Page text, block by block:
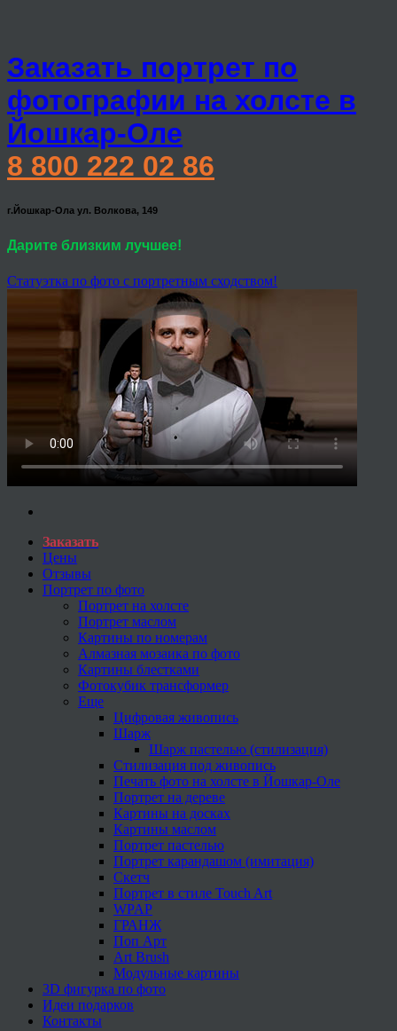
Заказать портрет по
фотографии на холсте в
Йошкар-Оле
8 800 222 02 86
г.Йошкар-Ола ул. Волкова, 149
Дарите близким лучшее!
Статуэтка по фото с портретным сходством!
Заказать
Цены
Отзывы
Портрет по фото
Портрет на холсте
Портрет маслом
Картины по номерам
Алмазная мозаика по фото
Картины блестками
Фотокубик трансформер
Еще
Цифровая живопись
Шарж
Шарж пастелью (стилизация)
Стилизация под живопись
Печать фото на холсте в Йошкар-Оле
Портрет на дереве
Картины на досках
Картины маслом
Портрет пастелью
Портрет карандашом (имитация)
Скетч
Портрет в стиле Touch Art
WPAP
ГРАНЖ
Поп Арт
Art Brush
Модульные картины
3D фигурка по фото
Идеи подарков
Контакты